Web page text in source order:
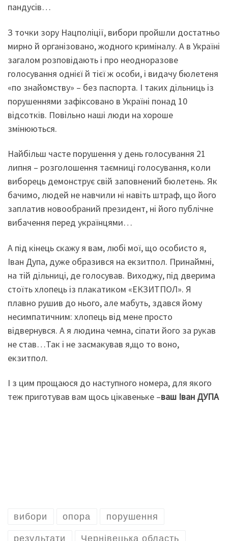
пандусів…
З точки зору Нацполіції, вибори пройшли достатньо
мирно й організовано, жодного криміналу. А в Україні
загалом розповідають і про неодноразове
голосування однієї й тієї ж особи, і видачу бюлетеня
«по знайомству» – без паспорта. І таких дільниць із
порушеннями зафіксовано в Україні понад 10
відсотків. Повільно наші люди на хороше
змінюються.
Найбільш часте порушення у день голосування 21
липня – розголошення таємниці голосування, коли
виборець демонструє свій заповнений бюлетень. Як
бачимо, людей не навчили ні навіть штраф, що його
заплатив новообраний президент, ні його публічне
вибачення перед українцями…
А під кінець скажу я вам, любі мої, що особисто я,
Іван Дупа, дуже образився на екзитпол. Принаймні,
на тій дільниці, де голосував. Виходжу, під дверима
стоїть хлопець із плакатиком «ЕКЗИТПОЛ». Я
плавно рушив до нього, але мабуть, здався йому
несимпатичним: хлопець від мене просто
відвернувся. А я людина чемна, сіпати його за рукав
не став…Так і не засмакував я,що то воно,
екзитпол.
І з цим прощаюся до наступного номера, для якого
теж приготував вам щось цікавеньке –ваш Іван ДУПА
вибори опора порушення
результати Чернівецька область